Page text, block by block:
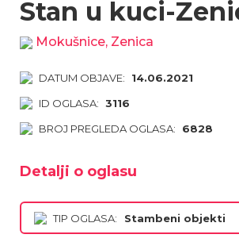
Stan u kuci-
Mokušnice, Zenica
Detalji o oglasu
TIP OGLASA: Stambeni objekti
DATUM OBJAVE:
14.06.2021
ID OGLASA: 3116
BROJ PREGLEDA OGLASA:
6828